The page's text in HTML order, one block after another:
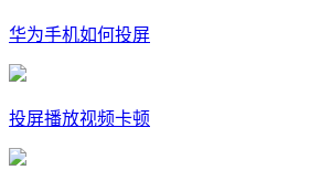
华为手机如何投屏
投屏播放视频卡顿